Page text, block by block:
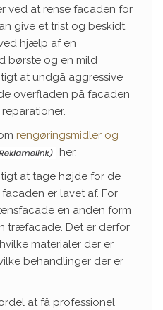
ved at rense facaden for
give et trist og beskidt
hjælp af en
børste og en mild
at undgå aggressive
overfladen på facaden
rengøringsmidler og
her.
at tage højde for de
er lavet af. For
en anden form
træfacade. Det er derfor
materialer der er
behandlinger der er
at få professionel